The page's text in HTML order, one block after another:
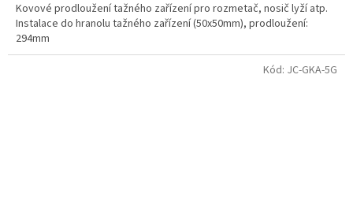
Kovové prodloužení tažného zařízení pro rozmetač, nosič lyží atp.
Instalace do hranolu tažného zařízení (50x50mm), prodloužení:
294mm
Kód: JC-GKA-5G